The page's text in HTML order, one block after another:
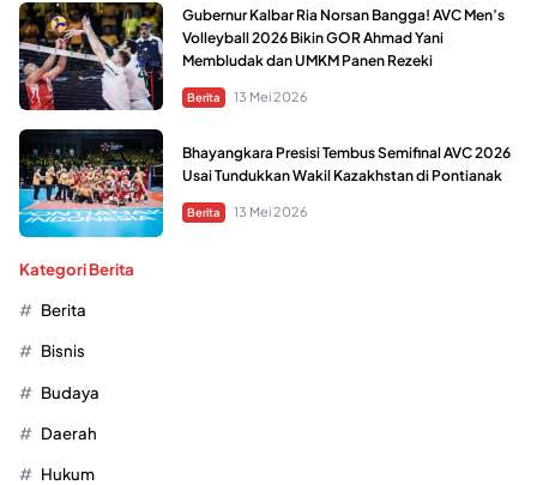
Gubernur Kalbar Ria Norsan Bangga! AVC Men’s
Volleyball 2026 Bikin GOR Ahmad Yani
Membludak dan UMKM Panen Rezeki
Berita 13 Mei 2026
Bhayangkara Presisi Tembus Semifinal AVC 2026
Usai Tundukkan Wakil Kazakhstan di Pontianak
Berita 13 Mei 2026
Kategori Berita
Berita
Bisnis
Budaya
Daerah
Hukum